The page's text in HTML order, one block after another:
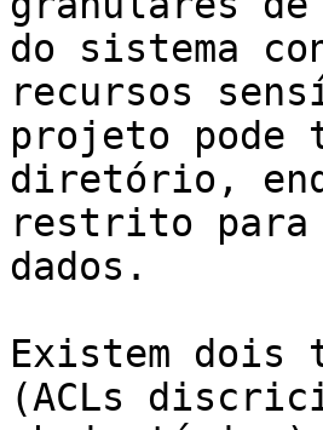
do sistema
recursos
projeto pode
diretório,
restrito para
dados.
Existem dois
(ACLs